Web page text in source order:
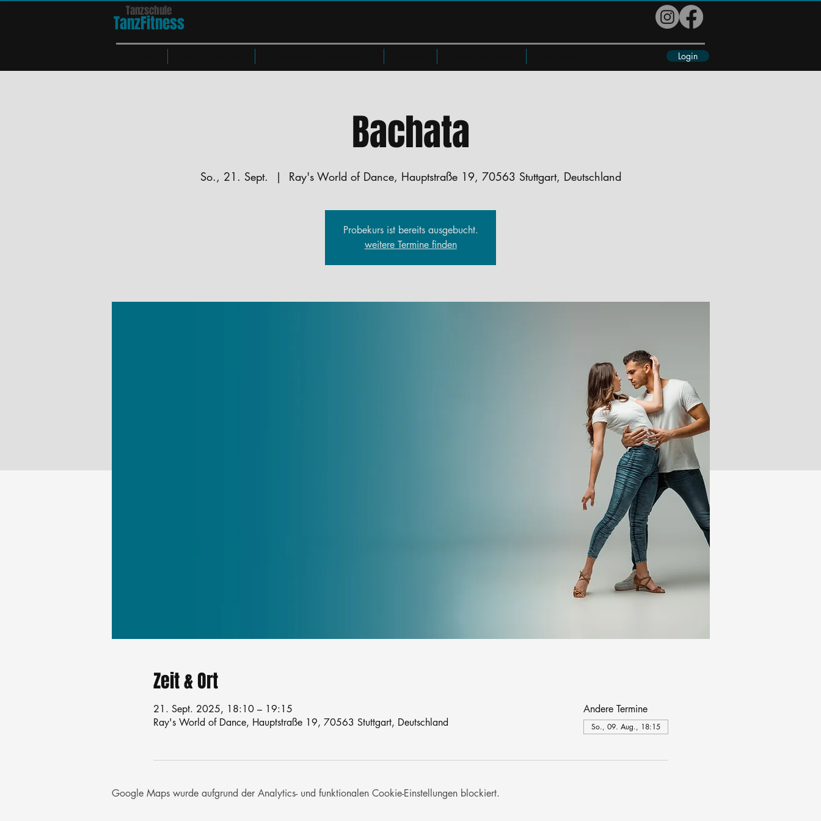
Tanzschule
TanzFitness
Login
Bachata
So., 21. Sept.
  |
Ray's World of Dance, Hauptstraße 19, 70563 Stuttgart, Deutschland
Probekurs ist bereits ausgebucht.
weitere Termine finden
Zeit & Ort
21. Sept. 2025, 18:10 – 19:15
Ray's World of Dance, Hauptstraße 19, 70563 Stuttgart, Deutschland
Andere Termine
So., 09. Aug., 18:15
Google Maps wurde aufgrund der Analytics- und funktionalen Cookie-Einstellungen blockiert.